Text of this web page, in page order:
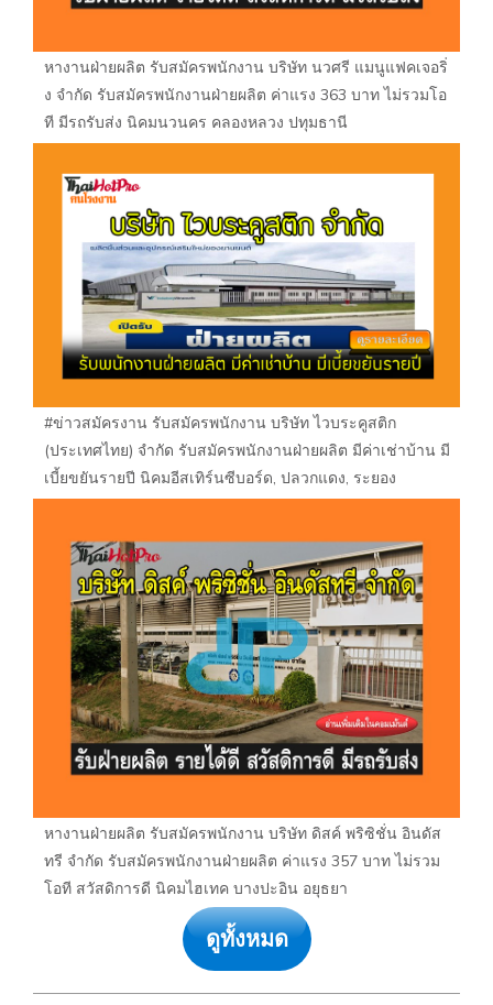
หางานฝ่ายผลิต รับสมัครพนักงาน บริษัท นวศรี แมนูแฟคเจอริ่
ง จำกัด รับสมัครพนักงานฝ่ายผลิต ค่าแรง 363 บาท ไม่รวมโอ
ที มีรถรับส่ง นิคมนวนคร คลองหลวง ปทุมธานี
#ข่าวสมัครงาน รับสมัครพนักงาน บริษัท ไวบระคูสติก
(ประเทศไทย) จำกัด รับสมัครพนักงานฝ่ายผลิต มีค่าเช่าบ้าน มี
เบี้ยขยันรายปี นิคมอีสเทิร์นซีบอร์ด, ปลวกแดง, ระยอง
หางานฝ่ายผลิต รับสมัครพนักงาน บริษัท ดิสค์ พริซิชั่น อินดัส
ทรี จำกัด รับสมัครพนักงานฝ่ายผลิต ค่าแรง 357 บาท ไม่รวม
โอที สวัสดิการดี นิคมไฮเทค บางปะอิน อยุธยา
ดูทั้งหมด